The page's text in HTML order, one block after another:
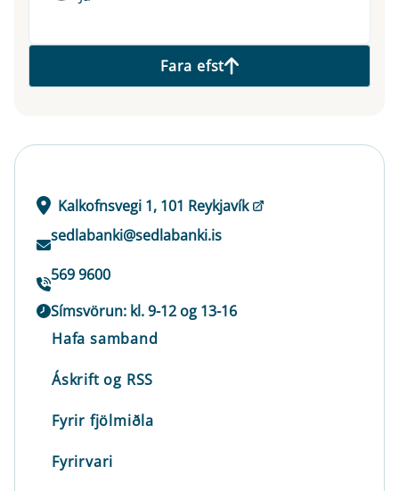
Fara efst
Kalkofnsvegi 1, 101 Reykjavík
sedlabanki@sedlabanki.is
569 9600
Símsvörun: kl. 9-12 og 13-16
Hafa samband
Áskrift og RSS
Fyrir fjölmiðla
Fyrirvari